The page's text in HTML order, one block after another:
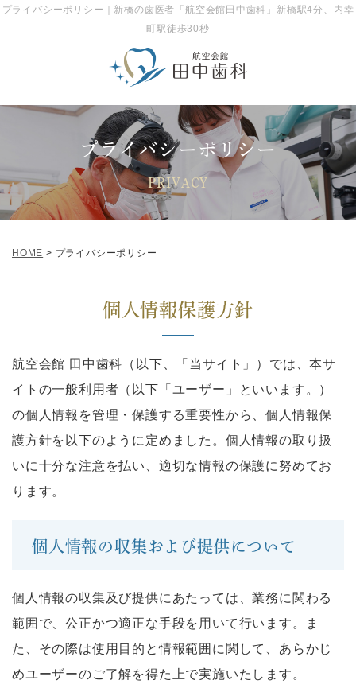
プライバシーポリシー｜新橋の歯医者「航空会館田中歯科」新橋駅4分、内幸
町駅徒歩30秒
「新橋駅」徒歩4分、「内幸町駅」徒歩すぐ。航空会館6F
プライバシーポリシー
PRIVACY
HOME > プライバシーポリシー
個人情報保護方針
航空会館 田中歯科（以下、「当サイト」）では、本サ
イトの一般利用者（以下「ユーザー」といいます。）
の個人情報を管理・保護する重要性から、個人情報保
護方針を以下のように定めました。個人情報の取り扱
いに十分な注意を払い、適切な情報の保護に努めてお
ります。
個人情報の収集および提供について
個人情報の収集及び提供にあたっては、業務に関わる
範囲で、公正かつ適正な手段を用いて行います。ま
た、その際は使用目的と情報範囲に関して、あらかじ
めユーザーのご了解を得た上で実施いたします。